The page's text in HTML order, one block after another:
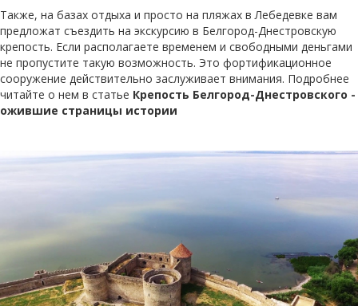
Также, на базах отдыха и просто на пляжах в Лебедевке вам
предложат съездить на экскурсию в Белгород-Днестровскую
крепость. Если располагаете временем и свободными деньгами
не пропустите такую возможность. Это фортификационное
сооружение действительно заслуживает внимания. Подробнее
читайте о нем в статье Крепость Белгород-Днестровского -
ожившие страницы истории